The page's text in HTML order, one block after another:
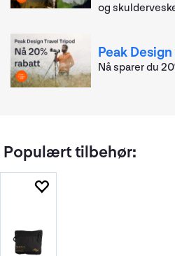
og
Peak
Nå sparer du
Populært tilbehør: